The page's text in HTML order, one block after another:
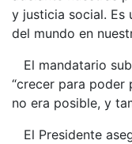
y justicia social. Es
del mundo en
El mandatario
“crecer para poder
no era posible, y
El Presidente